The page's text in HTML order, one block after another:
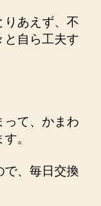
りあえず、不
と自ら工夫す
って、かまわ
。
で、毎日交換